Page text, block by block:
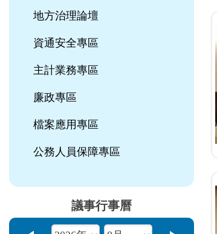
地方治理論壇
資通安全專區
主計業務專區
廉政專區
檔案應用專區
公務人員保障專區
議事行事曆